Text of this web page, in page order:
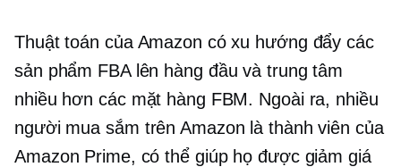
Thuật toán của Amazon có xu hướng đẩy các
sản phẩm FBA lên hàng đầu và trung tâm
nhiều hơn các mặt hàng FBM. Ngoài ra, nhiều
người mua sắm trên Amazon là thành viên của
Amazon Prime, có thể giúp họ được giảm giá